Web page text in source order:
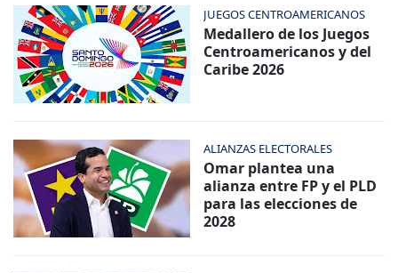
JUEGOS CENTROAMERICANOS
Medallero de los Juegos
Centroamericanos y del
Caribe 2026
ALIANZAS ELECTORALES
Omar plantea una
alianza entre FP y el PLD
para las elecciones de
2028